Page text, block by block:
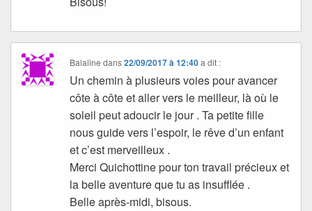
Balaline dans22/09/2017 à 12:40 a dit :
Un chemin à plusieurs voies pour avancer
côte à côte et aller vers le meilleur, là où le
soleil peut adoucir le jour . Ta petite fille
nous guide vers l’espoir, le rêve d’un enfant
et c’est merveilleux .
Merci Quichottine pour ton travail précieux et
la belle aventure que tu as insufflée .
Belle après-midi, bisous.